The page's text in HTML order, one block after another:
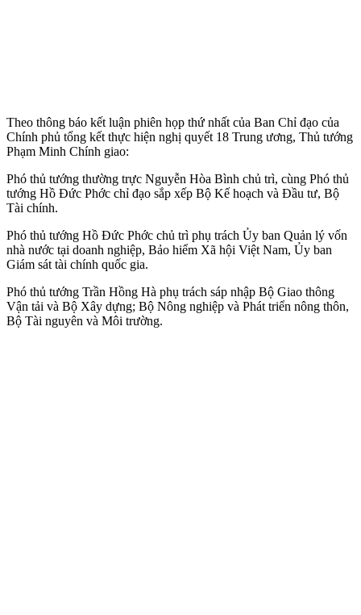
Theo thông báo kết luận phiên họp thứ nhất của Ban Chỉ đạo của
Chính phủ tổng kết thực hiện nghị quyết 18 Trung ương, Thủ tướng
Phạm Minh Chính giao:
Phó thủ tướng thường trực Nguyễn Hòa Bình chủ trì, cùng Phó thủ
tướng Hồ Đức Phớc chỉ đạo sắp xếp Bộ Kế hoạch và Đầu tư, Bộ
Tài chính.
Phó thủ tướng Hồ Đức Phớc chủ trì phụ trách Ủy ban Quản lý vốn
nhà nước tại doanh nghiệp, Bảo hiểm Xã hội Việt Nam, Ủy ban
Giám sát tài chính quốc gia.
Phó thủ tướng Trần Hồng Hà phụ trách sáp nhập Bộ Giao thông
Vận tải và Bộ Xây dựng; Bộ Nông nghiệp và Phát triển nông thôn,
Bộ Tài nguyên và Môi trường.